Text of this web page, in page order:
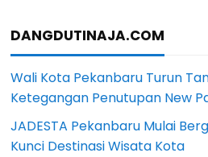
DANGDUTINAJA.COM
Wali Kota Pekanbaru Turun
Ketegangan Penutupan New
JADESTA Pekanbaru Mulai
Kunci Destinasi Wisata Kota